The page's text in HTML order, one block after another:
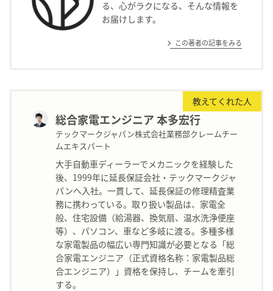
る、心がラクになる、そんな情報を
お届けします。
この著者の記事をみる
教えてくれた人
総合家電エンジニア 本多宏行
テックマークジャパン株式会社業務部クレームチー
ムエキスパート
大手自動車ディーラーでメカニックを経験した
後、1999年に延長保証会社・テックマークジャ
パンへ入社。一貫して、延長保証の修理精査業
務に携わっている。取り扱い製品は、家電全
般、住宅設備（給湯器、換気扇、温水洗浄便座
等）、パソコン、車など多岐に渡る。多種多様
な家電製品の幅広い専門知識が必要となる「総
合家電エンジニア（正式資格名称：家電製品総
合エンジニア）」資格を保持し、チームを牽引
する。